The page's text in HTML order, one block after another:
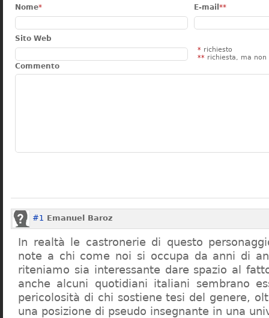
Nome* E-mail **
Sito Web
* richiesto
** richiesta, ma non
Commento
#1 Emanuel Baroz
In realtà le castronerie di questo
note a chi come noi si occupa da anni di
riteniamo sia interessante dare spazio al fatto
anche alcuni quotidiani italiani sembrano
pericolosità di chi sostiene tesi del genere,
una posizione di pseudo insegnante in una